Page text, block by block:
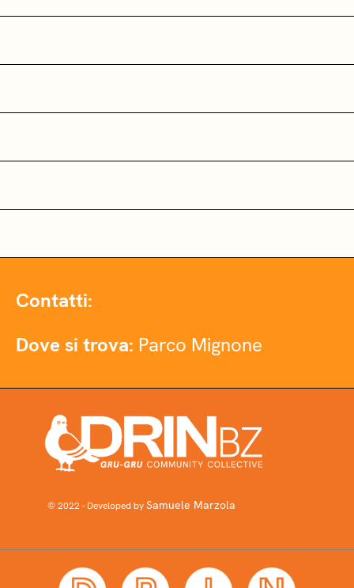
Contatti:
Dove si trova: Parco Mignone
© 2022 - Developed bySamuele Marzola